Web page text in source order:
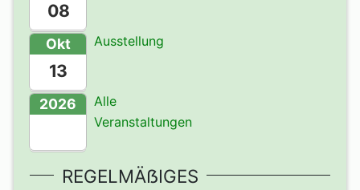
08
Okt
13
Ausstellung
2026
Alle
Veranstaltungen
REGELMÄẞIGES